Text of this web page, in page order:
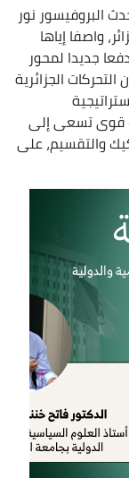
البروفيسور نور
واصفا إياها
جديدا لمحور
الجزائرية
قوى تسعى إلى
والتقسيم، على